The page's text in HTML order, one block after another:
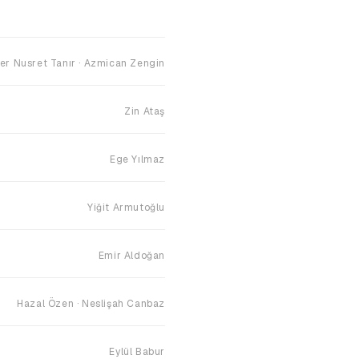
Nusret Tanır · Azmican Zengin
Zin Ataş
Ege Yılmaz
Yiğit Armutoğlu
Emir Aldoğan
Hazal Özen · Neslişah Canbaz
Eylül Babur